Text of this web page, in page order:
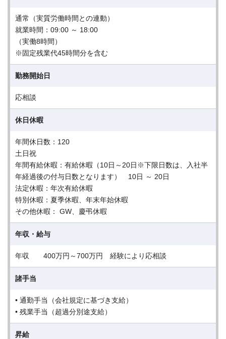
通常（実質労働時間との連動）
就業時間：09:00 ～ 18:00
（実働8時間）
※固定残業代45時間分を含む
勤務開始日
応相談
休日休暇
年間休日数：120
土日祝
年間有給休暇：有給休暇（10日～20日※下限日数は、入社半
年経過後の付与日数となります） 10日 ～ 20日
法定休暇：年次有給休暇
特別休暇：夏季休暇、年末年始休暇
その他休暇： GW、慶弔休暇
年収・給与
年収 400万円～700万円 経験により応相談
諸手当
• 通勤手当（会社規定に基づき支給）
• 残業手当（超過分別途支給）
昇給